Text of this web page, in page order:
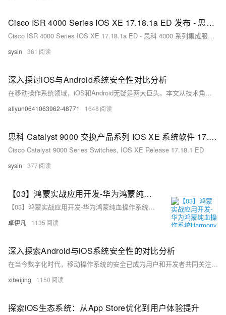
Cisco ISR 4000 Series IOS XE 17.18.1a ED 发布 - 思科 4000 系列集成服务路由器 IOS XE 系统软件
Cisco ISR 4000 Series IOS XE 17.18.1a ED - 思科 4000 系列集成服务路由器 IOS XE 系统软件
sysin 361
深入探讨iOS与Android系统安全性对比分析
在移动操作系统领域，iOS和Android无疑是两大巨头。本文从技术角度出发，对这两个系统的架构、安全机制以及用户隐私保护等方面进行了详细的比较分析。通过深入探讨，我们旨在揭示两个系统在安全性方面的差异，并为用户提供一些实用的安全建议。
aliyun0641063962-48771 1648
思科 Catalyst 9000 交换产品系列 IOS XE 系统软件 17.18.1 ED
Cisco Catalyst 9000 Series Switches, IOS XE Release 17.18.1 ED
sysin 377
【03】鸿蒙实战应用开发-华为鸿蒙纯血操作系统Harmony OS NEXT-测试hello word效果-虚拟华为手机真机环境调试-为DevEco Studio编译器安装中文插件-测试写一个滑动块效果-介绍诸如ohos.ui等依赖库-全过程实战项目分享-从零开发到上线-优雅草卓伊凡
【03】鸿蒙实战应用开发-华为鸿蒙纯血操作系统Harmony OS NEXT-测试hello word效果-虚拟华为手机真机环境调试-为DevEco Studio编译器安装中文插件-测试写一个滑动块效果-介绍诸如ohos.ui等依赖库-全过程实战项目分享-从零开发到上线-优雅草卓伊凡
卓伊凡 1135
深入探索Android与iOS系统安全性的对比分析
在当今数字化时代，移动操作系统的安全已成为用户和开发者共同关注的重点。本文旨在通过比较Android与iOS两大主流操作系统在安全性方面的差异，揭示两者在设计理念、权限管理、应用审核机制等方面的不同之处。我们将探讨这些差异如何影响用户的安全体验以及可能带来的风险。
xibeijing 1150
探索iOS生态系统：从App Store优化到用户体验提升